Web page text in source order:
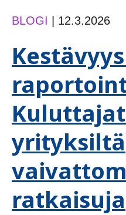
BLOGI 12.3.2026
yrityksiltä
ratkaisuja